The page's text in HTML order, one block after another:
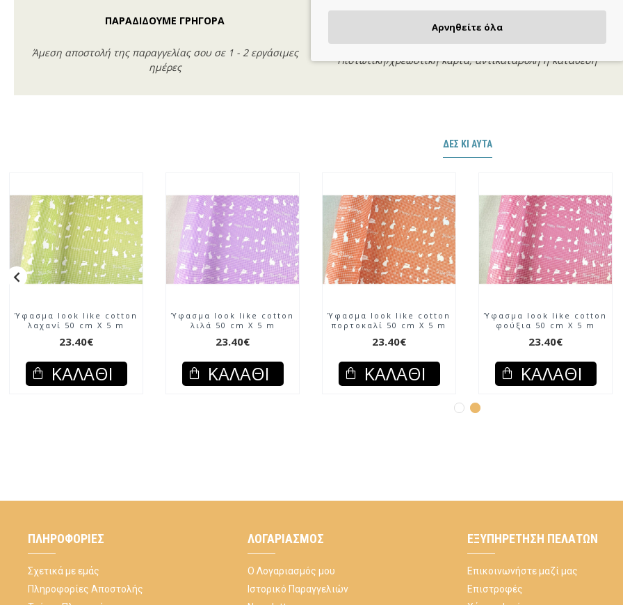
ΠΑΡΑΔΙΔΟΥΜΕ ΓΡΗΓΟΡΑ
Άμεση αποστολή της παραγγελίας σου σε 1 - 2 εργάσιμες
ημέρες
ΠΛΗΡΩΝΕΙΣ ΟΠΩΣ ΘΕΣ
Πιστωτική/χρεωστική κάρτα, αντικαταβολή ή κατάθεση
ΔΕΣ ΚΙ ΑΥΤΆ
Ύφασμα look like cotton
λαχανί 50 cm X 5 m
23.40€
ΚΑΛΆΘΙ
Ύφασμα look like cotton
λιλά 50 cm X 5 m
23.40€
ΚΑΛΆΘΙ
Ύφασμα look like cotton
πορτοκαλί 50 cm X 5 m
23.40€
ΚΑΛΆΘΙ
Ύφασμα look like cotton
φούξια 50 cm X 5 m
23.40€
ΚΑΛΆΘΙ
ΠΛΗΡΟΦΟΡΊΕΣ
Σχετικά με εμάς
Πληροφορίες Αποστολής
ΛΟΓΑΡΙΑΣΜΌΣ
Ο Λογαριασμός μου
Ιστορικό Παραγγελιών
ΕΞΥΠΗΡΈΤΗΣΗ ΠΕΛΑΤΏΝ
Επικοινωνήστε μαζί μας
Επιστροφές
Αρνηθείτε όλα